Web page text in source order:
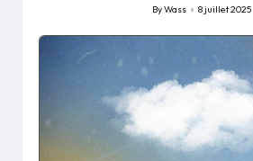
Posted
by
ByWass 8 juillet 2025